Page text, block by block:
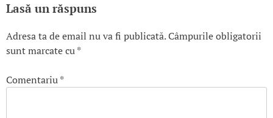
Lasă un răspuns
Adresa ta de email nu va fi publicată.Câmpurile obligatorii
sunt marcate cu*
Comentariu*